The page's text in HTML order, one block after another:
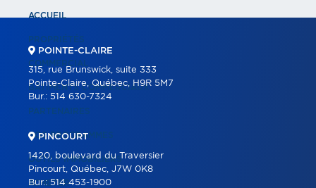
ACCUEIL
PROPRIÉTÉS
COMMERCIAL
BÂTIMENTS COMMERCIAUX
PARTENAIRES
NOS PROGRAMMES
OUTILS IMMOBILIERS
ACHETER
POINTE-CLAIRE
315, rue Brunswick, suite 333
Pointe-Claire, Québec, H9R 5M7
Bur.: 514 630-7324
PINCOURT
1420, boulevard du Traversier
Pincourt, Québec, J7W 0K8
Bur.:514 453-1900